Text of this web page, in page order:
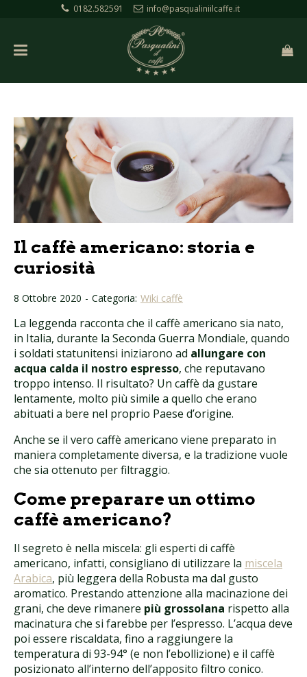
0182.582591 info@pasqualiniilcaffe.it
Il caffè americano: storia e
curiosità
8 Ottobre 2020 - Categoria: Wiki caffè
La leggenda racconta che il caffè americano sia nato,
in Italia, durante la Seconda Guerra Mondiale, quando
i soldati statunitensi iniziarono ad allungare con
acqua calda il nostro espresso, che reputavano
troppo intenso. Il risultato? Un caffè da gustare
lentamente, molto più simile a quello che erano
abituati a bere nel proprio Paese d’origine.
Anche se il vero caffè americano viene preparato in
maniera completamente diversa, e la tradizione vuole
che sia ottenuto per filtraggio.
Come preparare un ottimo
caffè americano?
Il segreto è nella miscela: gli esperti di caffè
americano, infatti, consigliano di utilizzare la miscela
Arabica, più leggera della Robusta ma dal gusto
aromatico. Prestando attenzione alla macinazione dei
grani, che deve rimanere più grossolana rispetto alla
macinatura che si farebbe per l’espresso. L’acqua deve
poi essere riscaldata, fino a raggiungere la
temperatura di 93-94° (e non l’ebollizione) e il caffè
posizionato all’interno dell’apposito filtro conico.